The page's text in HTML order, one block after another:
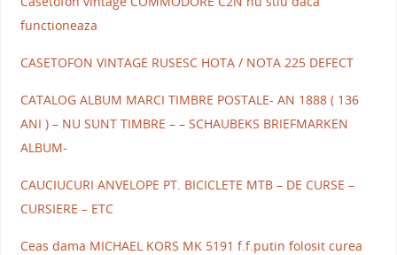
functioneaza
CASETOFON VINTAGE RUSESC HOTA / NOTA 225 DEFECT
CATALOG ALBUM MARCI TIMBRE POSTALE- AN 1888 ( 136
ANI ) – NU SUNT TIMBRE – – SCHAUBEKS BRIEFMARKEN
ALBUM-
CAUCIUCURI ANVELOPE PT. BICICLETE MTB – DE CURSE –
CURSIERE – ETC
Ceas dama MICHAEL KORS MK 5191 f.f.putin folosit curea